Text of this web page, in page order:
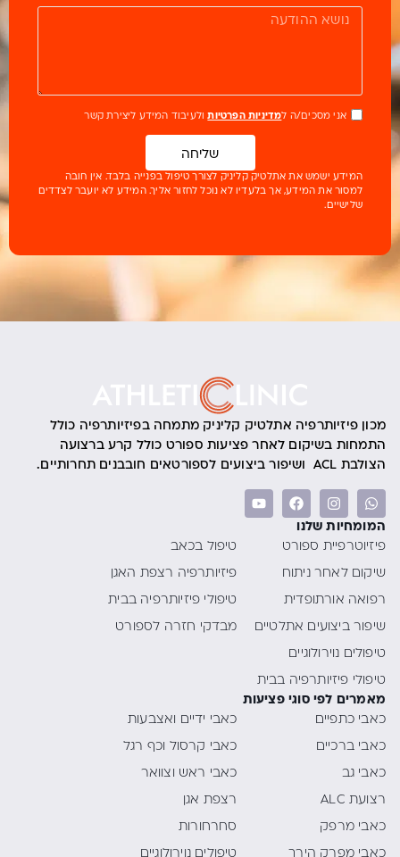
אני מסכים/ה למדיניות הפרטיותולעיבוד המידע ליצירת קשר
שליחה
המידע ישמש את אתלטיק קליניק לצורך טיפול בפנייה בלבד. אין חובה
למסור את המידע, אך בלעדיו לא נוכל לחזור אליך. המידע לא יועבר לצדדים
שלישיים.
מכון פיזיותרפיה אתלטיק קליניק מתמחה בפיזיותרפיה כולל
התמחות בשיקום לאחר פציעות ספורט כולל קרע ברצועה
הצולבת ACL ושיפור ביצועים לספורטאים חובבנים תחרותיים.
המומחיות שלנו
פיזיוטרפיית ספורט
שיקום לאחר ניתוח
רפואה אורתופדית
שיפור ביצועים אתלטיים
טיפולים נוירולוגיים
טיפולי פיזיותרפיה בבית
טיפול בכאב
פיזיותרפיה רצפת האגן
טיפולי פיזיותרפיה בבית
מבדקי חזרה לספורט
מאמרים לפי סוגי פציעות
כאבי כתפיים
כאבי ברכיים
כאבי גב
רצועת ALC
כאבי מרפק
כאבי מפרק הירך
כאבי ידיים ואצבעות
כאבי קרסול וכף רגל
כאבי ראש וצוואר
רצפת אגן
סחרחורות
טיפולים נוירולוגיים